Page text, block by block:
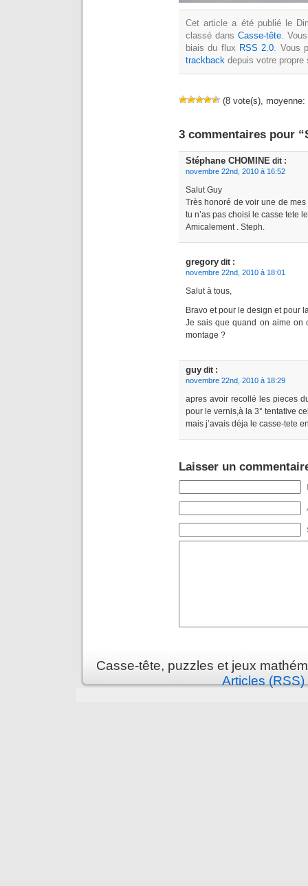
Cet article a été publié le
classé dans Casse-tête .
biais du flux RSS 2.0 . Vous
trackback depuis votre
(8 vote(s), moyenne:
3 commentaires pour
Stéphane CHOMINE dit :
novembre 22nd, 2010 à 16:52
Salut Guy
Très honoré de voir une de
tu n’as pas choisi le casse tete
Amicalement . Steph.
gregory dit :
novembre 22nd, 2010 à 18:01
Salut à tous,
Bravo et pour le design et pour
Je sais que quand on aime on
montage ?
guy dit :
novembre 22nd, 2010 à 18:29
apres avoir recollé les pieces
pour le vernis,à la 3° tentative
mais j’avais déja le casse-tete
Laisser un
Casse-tête, puzzles et jeux
Articles (RSS)